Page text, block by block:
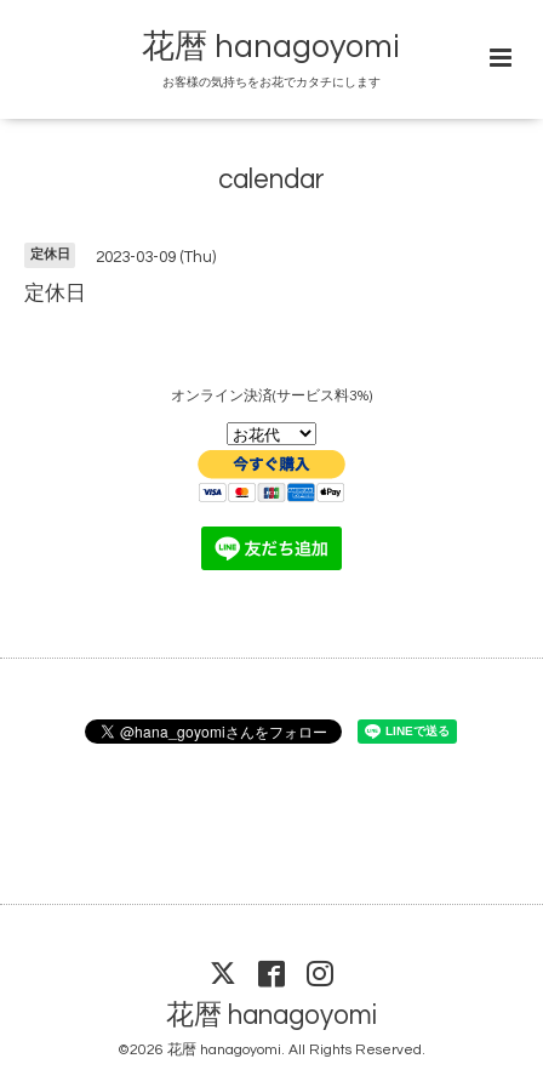
花暦 hanagoyomi
お客様の気持ちをお花でカタチにします
calendar
定休日 2023-03-09 (Thu)
定休日
オンライン決済(サービス料3%)
花暦 hanagoyomi
©2026 花暦 hanagoyomi. All Rights Reserved.